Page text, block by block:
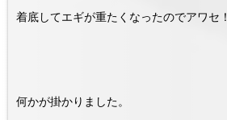
着底してエギが重たくなったのでアワセ！
何かが掛かりました。